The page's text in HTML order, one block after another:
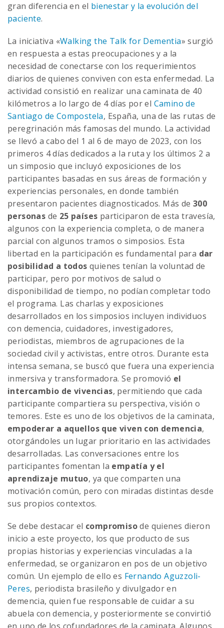
gran diferencia en el bienestar y la evolución del
paciente.
La iniciativa «Walking the Talk for Dementia» surgió
en respuesta a estas preocupaciones y a la
necesidad de conectarse con los requerimientos
diarios de quienes conviven con esta enfermedad. La
actividad consistió en realizar una caminata de 40
kilómetros a lo largo de 4 días por el Camino de
Santiago de Compostela, España, una de las rutas de
peregrinación más famosas del mundo. La actividad
se llevó a cabo del 1 al 6 de mayo de 2023, con los
primeros 4 días dedicados a la ruta y los últimos 2 a
un simposio que incluyó exposiciones de los
participantes basadas en sus áreas de formación y
experiencias personales, en donde también
presentaron pacientes diagnosticados. Más de 300
personas de 25 países participaron de esta travesía,
algunos con la experiencia completa, o de manera
parcial con algunos tramos o simposios. Esta
libertad en la participación es fundamental para dar
posibilidad a todos quienes tenían la voluntad de
participar, pero por motivos de salud o
disponibilidad de tiempo, no podían completar todo
el programa. Las charlas y exposiciones
desarrollados en los simposios incluyen individuos
con demencia, cuidadores, investigadores,
periodistas, miembros de agrupaciones de la
sociedad civil y activistas, entre otros. Durante esta
intensa semana, se buscó que fuera una experiencia
inmersiva y transformadora. Se promovió el
intercambio de vivencias, permitiendo que cada
participante compartiera su perspectiva, visión o
temores. Este es uno de los objetivos de la caminata,
empoderar a aquellos que viven con demencia,
otorgándoles un lugar prioritario en las actividades
desarrolladas. Las conversaciones entre los
participantes fomentan la empatía y el
aprendizaje mutuo, ya que comparten una
motivación común, pero con miradas distintas desde
sus propios contextos.
Se debe destacar el compromisode quienes dieron
inicio a este proyecto, los que producto de sus
propias historias y experiencias vinculadas a la
enfermedad, se organizaron en pos de un objetivo
común. Un ejemplo de ello es Fernando Aguzzoli-
Peres, periodista brasileño y divulgador en
demencia, quien fue responsable de cuidar a su
abuela con demencia, y posteriormente se convirtió